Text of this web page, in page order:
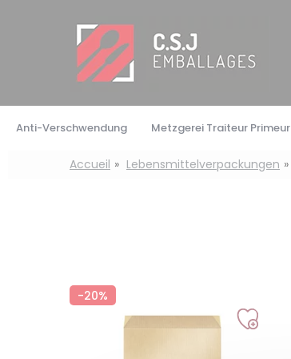
Anti-Verschwendung Metzgerei Traiteur Primeur
Accueil Lebensmittelverpackungen
-20%